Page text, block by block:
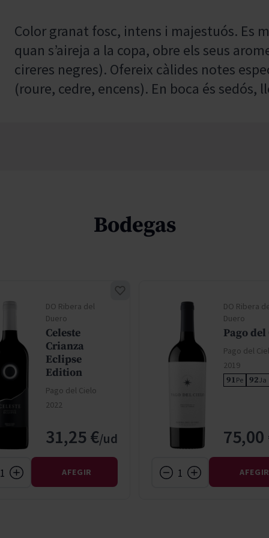
Color granat fosc, intens i majestuós. Es
quan s’aireja a la copa, obre els seus
cireres negres). Ofereix càlides notes
(roure, cedre, encens). En boca és sedós,
Bodegas
DO Ribera del
Duero
Celeste
Crianza
Eclipse
Edition
Pago del Cielo
2022
31,25 €
AFEGIR
DO Ribera
Duero
Pago
Pago del
2019
91Pe 92Ja
75,00